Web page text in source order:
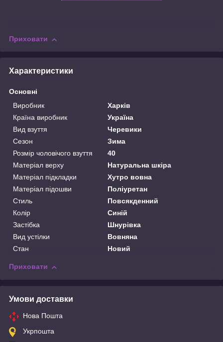
Приховати
Характеристики
Основні
Виробник
Харків
Країна виробник
Україна
Вид взуття
Черевики
Сезон
Зима
Розмір чоловічого взуття
40
Матеріал верху
Натуральна шкіра
Матеріал підкладки
Хутро вовна
Матеріал підошви
Поліуретан
Стиль
Повсякденний
Колір
Синій
Застібка
Шнурівка
Вид устілки
Вовняна
Стан
Новий
Приховати
Умови доставки
Нова Пошта
Укрпошта